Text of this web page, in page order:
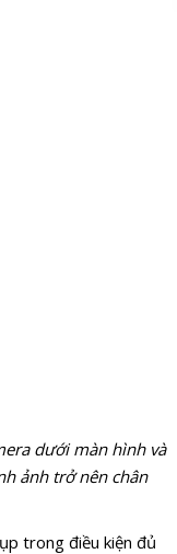
dưới màn hình và
ảnh trởnên chân
trong điều kiện đủ